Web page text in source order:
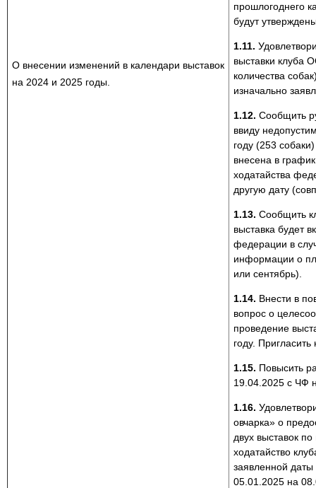
О внесении изменений в календари выставок
на 2024 и 2025 годы.
прошлогоднего
будут
1.11.
выставки клуба
количества
изначально
1.12. Сообщить
ввиду
году (253
внесена в
ходатайства
другую дату
1.13. Сообщить
выставка будет
федерации в
информации о
или сентябрь).
1.14. Внести в
вопрос о
проведение
году.
1.15. Повысить
19.04.2025 с ЧФ
1.16.
овчарка» о
двух выставок
ходатайство
заявленной даты
05.01.2025 на